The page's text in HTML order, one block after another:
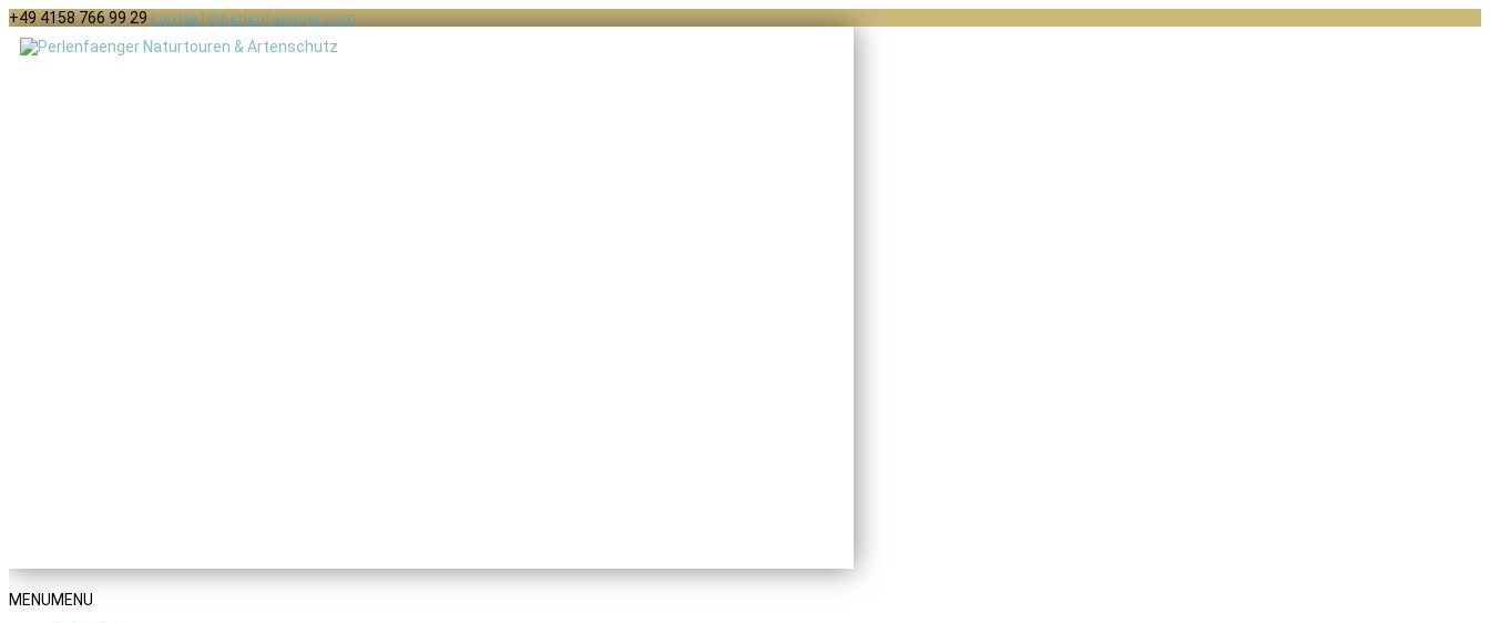
+49 4158 766 99 29 kontakt@perlenfaenger.com
MENUMENU